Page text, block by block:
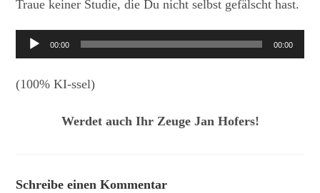
Traue keiner Studie, die Du nicht selbst gefälscht hast.
Audio-00:00 00:00
(100% KI-ssel)
Werdet auch Ihr Zeuge Jan Hofers!
Schreibe einen Kommentar